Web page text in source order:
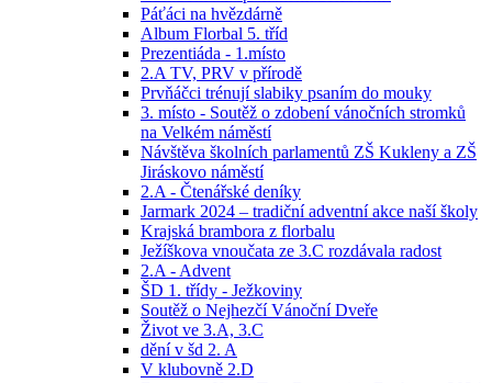
Páťáci na hvězdárně
Album Florbal 5. tříd
Prezentiáda - 1.místo
2.A TV, PRV v přírodě
Prvňáčci trénují slabiky psaním do mouky
3. místo - Soutěž o zdobení vánočních stromků
na Velkém náměstí
Návštěva školních parlamentů ZŠ Kukleny a ZŠ
Jiráskovo náměstí
2.A - Čtenářské deníky
Jarmark 2024 – tradiční adventní akce naší školy
Krajská brambora z florbalu
Ježíškova vnoučata ze 3.C rozdávala radost
2.A - Advent
ŠD 1. třídy - Ježkoviny
Soutěž o Nejhezčí Vánoční Dveře
Život ve 3.A, 3.C
dění v šd 2. A
V klubovně 2.D